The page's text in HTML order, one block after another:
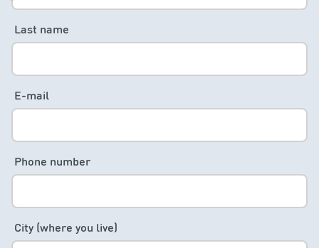
Last name
E-mail
Phone number
City (where you live)